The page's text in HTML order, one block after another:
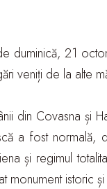
duminică, 21
veniți de la alte
din Covasna și
a fost
și regimul
istoric